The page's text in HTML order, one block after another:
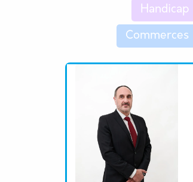
Handicap
Commerces